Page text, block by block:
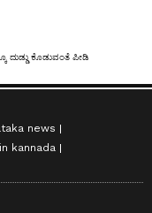
news
kannada